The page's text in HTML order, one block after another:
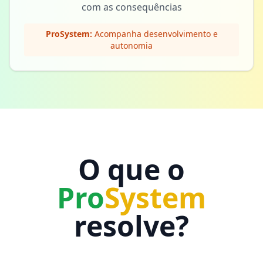
com as consequências
ProSystem: Acompanha desenvolvimento e
autonomia
O que o
ProSystem
resolve?